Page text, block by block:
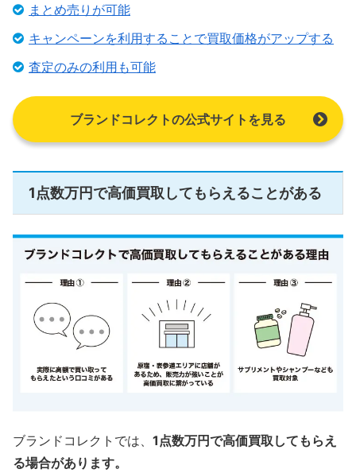
まとめ売りが可能
キャンペーンを利用することで買取価格がアップする
査定のみの利用も可能
ブランドコレクトの公式サイトを見る
1点数万円で高価買取してもらえることがある
ブランドコレクトでは、 1点数万円で高価買取してもらえ
る場合があります。